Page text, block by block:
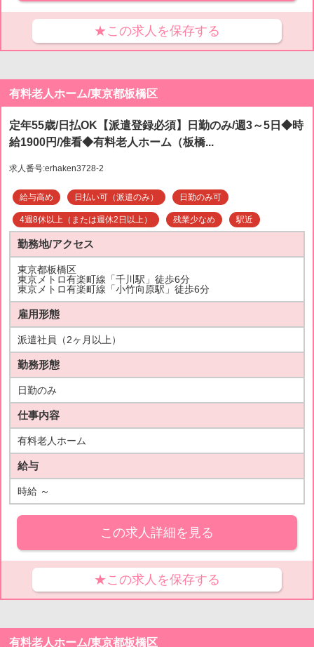
★この求人を保存する
有料老人ホーム/東京都板橋区
定年55歳/日払OK【派遣登録必須】日勤のみ/週3～5日◆時
給1900円/准看◆有料老人ホーム（板橋...
求人番号:erhaken3728-2
給与高め 日払い可（派遣のみ） 日勤のみ可
4週8休以上（または週休2日以上） 残業少なめ 駅近
勤務地/アクセス
東京都板橋区
東京メトロ有楽町線「千川駅」徒歩6分
東京メトロ有楽町線「小竹向原駅」徒歩6分
雇用形態
派遣社員（2ヶ月以上）
勤務形態
日勤のみ
仕事内容
有料老人ホーム
給与
時給 ～
この求人詳細を見る
★この求人を保存する
有料老人ホーム/東京都板橋区